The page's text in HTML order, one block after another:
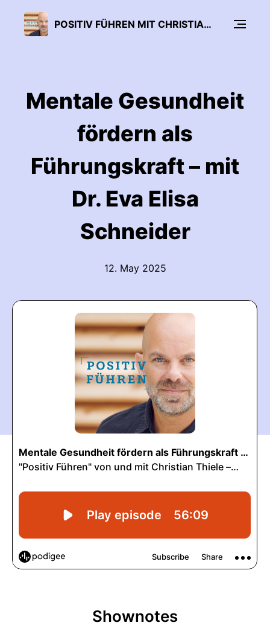
POSITIV FÜHREN MIT CHRISTIAN THIELE
Mentale Gesundheit
fördern als
Führungskraft – mit
Dr. Eva Elisa
Schneider
12. May 2025
Shownotes